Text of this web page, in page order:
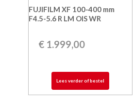
FUJIFILM XF 100-400 mm
F4.5-5.6 R LM OIS WR
€ 1.999,00
Lees verder of bestel